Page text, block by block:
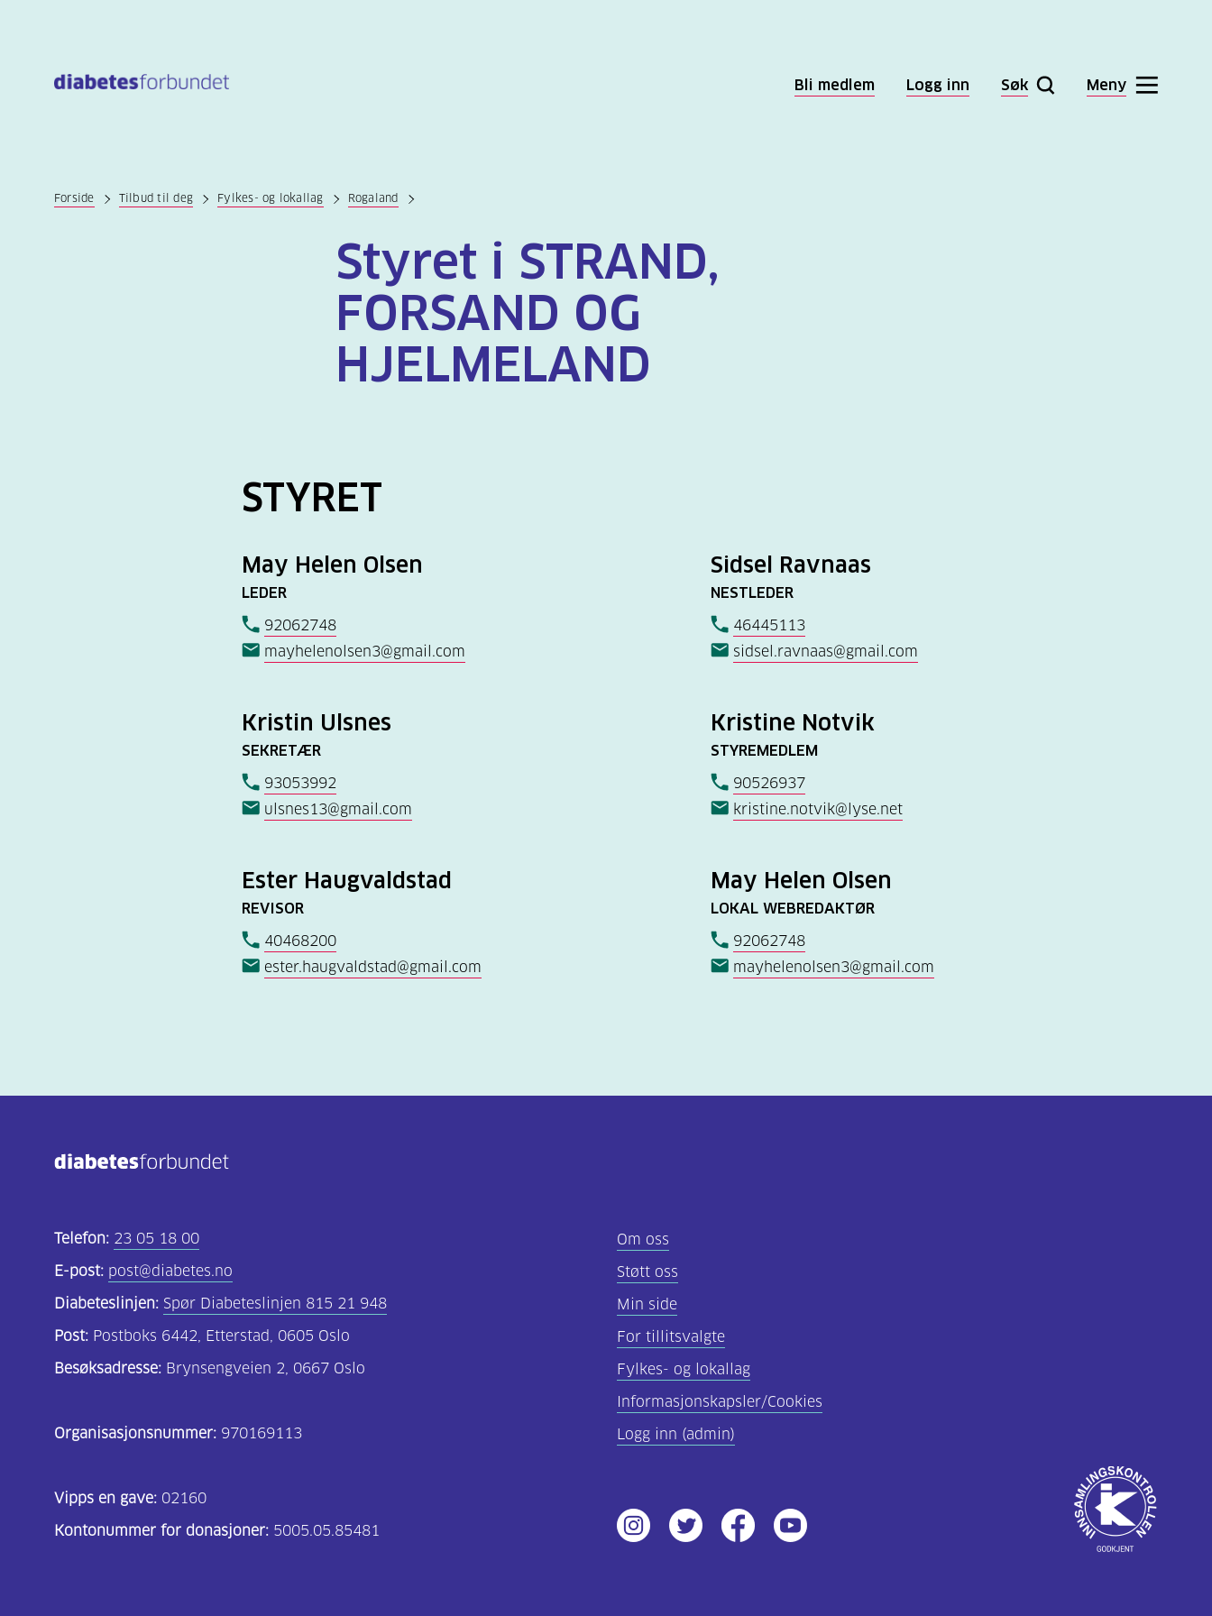
Bli medlem Logg inn Søk Meny
Forside Tilbud til deg Fylkes- og lokallag Rogaland
Styret i STRAND,
FORSAND OG
HJELMELAND
STYRET
May Helen Olsen
LEDER
92062748
mayhelenolsen3@gmail.com
Sidsel Ravnaas
NESTLEDER
46445113
sidsel.ravnaas@gmail.com
Kristin Ulsnes
SEKRETÆR
93053992
ulsnes13@gmail.com
Kristine Notvik
STYREMEDLEM
90526937
kristine.notvik@lyse.net
Ester Haugvaldstad
REVISOR
40468200
ester.haugvaldstad@gmail.com
May Helen Olsen
LOKAL WEBREDAKTØR
92062748
mayhelenolsen3@gmail.com
Telefon: 23 05 18 00
E-post: post@diabetes.no
Diabeteslinjen: Spør Diabeteslinjen 815 21 948
Post: Postboks 6442, Etterstad, 0605 Oslo
Besøksadresse: Brynsengveien 2, 0667 Oslo
Organisasjonsnummer: 970169113
Vipps en gave: 02160
Kontonummer for donasjoner: 5005.05.85481
Om oss
Støtt oss
Min side
For tillitsvalgte
Fylkes- og lokallag
Informasjonskapsler/Cookies
Logg inn (admin)
InstagramTwitter FacebookYoutube
Godkjent
av